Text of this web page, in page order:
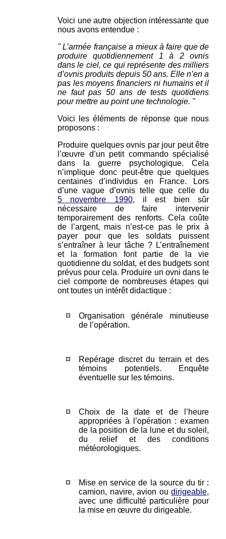
Voici une autre objection intéressante que
nous avons entendue :
" L’armée française a mieux à faire que de
produire quotidiennement 1 à 2 ovnis
dans le ciel, ce qui représente des milliers
d’ovnis produits depuis 50 ans. Elle n’en a
pas les moyens financiers ni humains et il
ne faut pas 50 ans de tests quotidiens
pour mettre au point une technologie. "
Voici les éléments de réponse que nous
proposons :
Produire quelques ovnis par jour peut être
l’œuvre d’un petit commando spécialisé
dans la guerre psychologique. Cela
n’implique donc peut-être que quelques
centaines d’individus en France. Lors
d’une vague d’ovnis telle que celle du
5 novembre 1990, il est bien sûr
nécessaire de faire intervenir
temporairement des renforts. Cela coûte
de l’argent, mais n’est-ce pas le prix à
payer pour que les soldats puissent
s’entraîner à leur tâche ? L’entraînement
et la formation font partie de la vie
quotidienne du soldat, et des budgets sont
prévus pour cela. Produire un ovni dans le
ciel comporte de nombreuses étapes qui
ont toutes un intérêt didactique :
Organisation générale minutieuse
de l’opération.
Repérage discret du terrain et des
témoins potentiels. Enquête
éventuelle sur les témoins.
Choix de la date et de l’heure
appropriées à l’opération : examen
de la position de la lune et du soleil,
du relief et des conditions
météorologiques.
Mise en service de la source du tir :
camion, navire, avion ou dirigeable,
avec une difficulté particulière pour
la mise en œuvre du dirigeable.